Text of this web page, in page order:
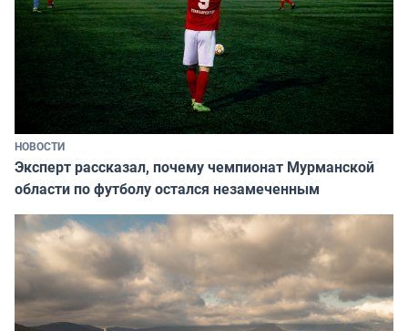
НОВОСТИ
Эксперт рассказал, почему чемпионат Мурманской
области по футболу остался незамеченным